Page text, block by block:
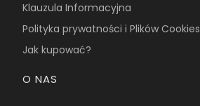
Klauzula Informacyjna
Polityka prywatności i Plików Cookies
Jak kupować?
O NAS